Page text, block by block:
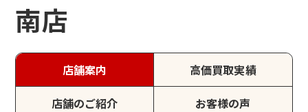
南店
店舗案内 高価買取実績
店舗のご紹介 お客様の声